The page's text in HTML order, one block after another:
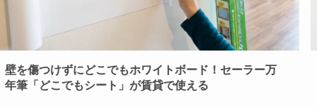
PLAUD NOTEの文字起こしをZapier×GitHubで自
存する方法【AI解析が捗る】